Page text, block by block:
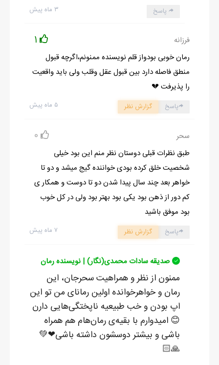
۳ ماه پیش پاسخ
فرزانه 1
رمان خوبی بودواز قلم نویسنده ممنونم،اگرچه قبول
منطق فاصله دارد بین قبول عقل وقلب ولی باید واقعیت
را پذیرفت 💔
۵ ماه پیش پاسخ گزارش نظر
سحر 0
طبق نظرات قبلی دوستان نظر منم این بود خیلی
شخصیت خلق کرده بودی خواننده گیج میشد و دو تا
خواهر بعد چند سال پیدا شدن دو تا دوست و همکار ی
کم دور از ذهن بود یکی بود بهتر بود ولی در کل خوب
بود موفق باشید
۷ ماه پیش پاسخ گزارش نظر
صدیقه سادات محمدی(نگار) | نویسنده رمان
ممنون از نظر و همراهیت سحرجان، این
رمان و خواهرخوانده اولین رمانای من تو این
اپ بودن و خب طبیعیه ناپختگی‌هایی دارن
😊 امیدوارم با بقیه‌ی رمان‌هام هم همراه
باشی و بیشتر دوسشون داشته باشی❤💚
🙏🏻